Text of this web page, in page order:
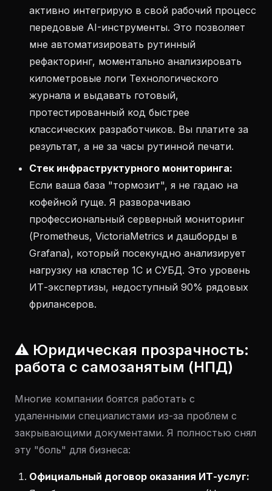
активно интегрирую в свой рабочий процесс
передовые AI-инструменты. Это позволяет
мне автоматизировать рутинный
рефакторинг, моментально анализировать
километровые логи Технологического
журнала и выдавать готовый,
протестированный код быстрее
классических разработчиков. Вы платите за
результат, а не за часы рутинной печати.
Стек инфраструктурного мониторинга:
Если ваша база "тормозит", я не гадаю на
кофейной гуще. Я разворачиваю
профессиональный серверный мониторинг
(Prometheus, VictoriaMetrics и дашборды в
Grafana), который посекундно анализирует
нагрузку на кластер 1С и СУБД. Это уровень
ИТ-экспертизы, недоступный 90% рядовых
фрилансеров.
⚠️ Юридическая прозрачность:
работа с самозанятым (НПД)
Многие компании боятся работать с
удаленными специалистами из-за проблем с
закрывающими документами. Я полностью снял
эту "боль" для бизнеса:
Официальный договор оказания ИТ-услуг: